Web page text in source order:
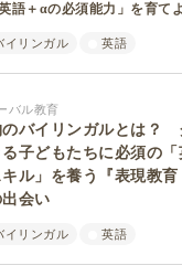
語＋αの必須能力」を育て
イリンガル 英語
バル教育
のバイリンガルとは？
子どもたちに必須の
ル」を養う『表現教育
出会い
イリンガル 英語